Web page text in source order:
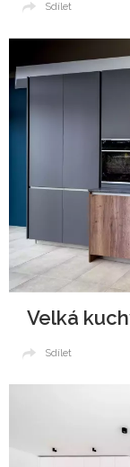
Sdílet
Velká
Sdílet